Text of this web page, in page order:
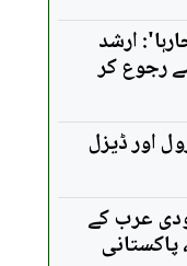
ارشد
رجوع کر
اور ڈیزل
عرب کے
پاکستانی